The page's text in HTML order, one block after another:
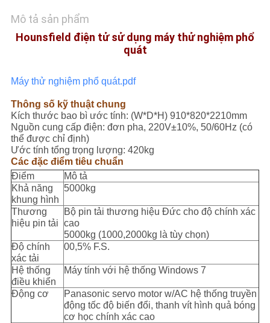
TIN
TỨC
VỤ
ÁN
SƠ
ĐỒ
TRANG
WEB
CHÍNH
SÁCH
BẢO
Mô tả sản phẩm
Hounsfield điện tử sử dụng máy thử nghiệm phổ
quát
Máy thử nghiệm phổ quát.pdf
Thông số kỹ thuật chung
Kích thước bao bì ước tính: (W*D*H) 910*820*2210mm
Nguồn cung cấp điện: đơn pha, 220V±10%, 50/60Hz (có
thể được chỉ định)
Ước tính tổng trọng lượng: 420kg
Các đặc điểm tiêu chuẩn
Điểm
Mô tả
Khả năng
khung hình
5000kg
Thương
hiệu pin tải
Bộ pin tải thương hiệu Đức cho độ chính xác
cao
5000kg (1000,2000kg là tùy chọn)
Độ chính
xác tải
00,5% F.S.
Hệ thống
điều khiển
Máy tính với hệ thống Windows 7
Động cơ
Panasonic servo motor w/AC hệ thống truyền
động tốc độ biến đổi, thanh vít hình quả bóng
cơ học chính xác cao